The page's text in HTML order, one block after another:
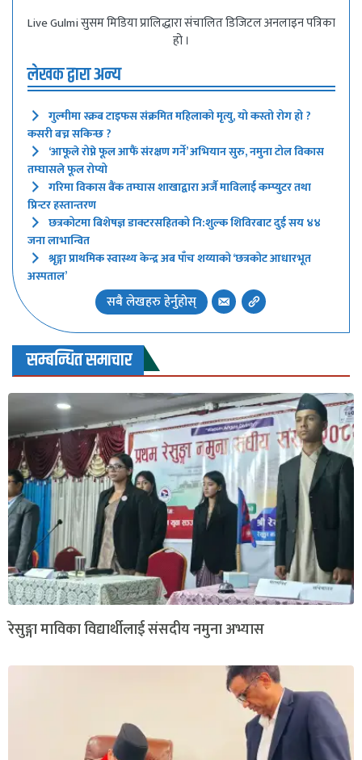
Live Gulmi सुसम मिडिया प्रालिद्धारा संचालित डिजिटल अनलाइन पत्रिका
हो ।
लेखक द्वारा अन्य
गुल्मीमा स्क्रब टाइफस संक्रमित महिलाको मृत्यु, यो कस्तो रोग हो ?
कसरी बच्न सकिन्छ ?
‘आफूले रोप्ने फूल आफैं संरक्षण गर्ने’ अभियान सुरु, नमुना टोल विकास
तम्घासले फूल रोप्यो
गरिमा विकास बैंक तम्घास शाखाद्वारा अर्जै माविलाई कम्प्युटर तथा
प्रिन्टर हस्तान्तरण
छत्रकोटमा बिशेषज्ञ डाक्टरसहितको नि:शुल्क शिविरबाट दुई सय ४४
जना लाभान्वित
श्रृङ्गा प्राथमिक स्वास्थ्य केन्द्र अब पाँच शय्याको ‘छत्रकोट आधारभूत
अस्पताल’
सबै लेखहरु हेर्नुहोस्
सम्बन्धित समाचार
रेसुङ्गा माविका विद्यार्थीलाई संसदीय नमुना अभ्यास